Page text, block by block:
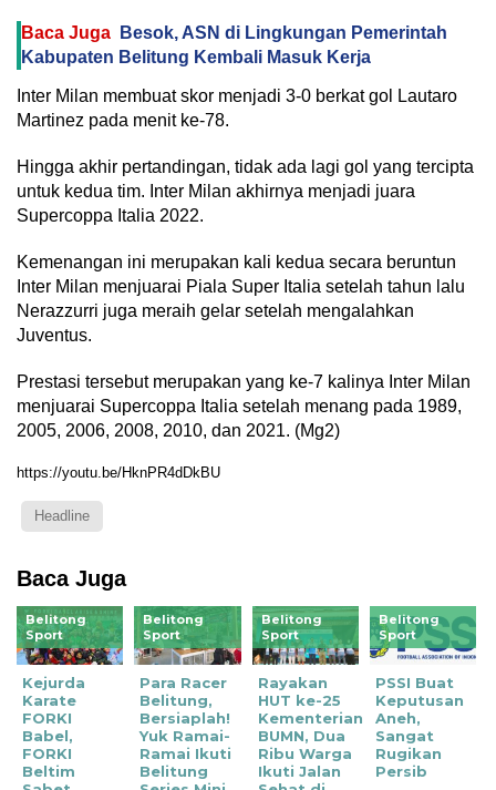
Baca Juga
Besok, ASN di Lingkungan Pemerintah
Kabupaten Belitung Kembali Masuk Kerja
Inter Milan membuat skor menjadi 3-0 berkat gol Lautaro
Martinez pada menit ke-78.
Hingga akhir pertandingan, tidak ada lagi gol yang tercipta
untuk kedua tim. Inter Milan akhirnya menjadi juara
Supercoppa Italia 2022.
Kemenangan ini merupakan kali kedua secara beruntun
Inter Milan menjuarai Piala Super Italia setelah tahun lalu
Nerazzurri juga meraih gelar setelah mengalahkan
Juventus.
Prestasi tersebut merupakan yang ke-7 kalinya Inter Milan
menjuarai Supercoppa Italia setelah menang pada 1989,
2005, 2006, 2008, 2010, dan 2021. (Mg2)
https://youtu.be/HknPR4dDkBU
Headline
Baca Juga
Belitong
Sport
Kejurda
Karate
FORKI
Babel,
FORKI
Beltim
Belitong
Sport
‎Para Racer
Belitung,
Bersiaplah!
Yuk Ramai-
Ramai Ikuti
Belitung
Belitong
Sport
Rayakan
HUT ke-25
Kementerian
BUMN, Dua
Ribu Warga
Ikuti Jalan
Belitong
Sport
PSSI Buat
Keputusan
Aneh,
Sangat
Rugikan
Persib